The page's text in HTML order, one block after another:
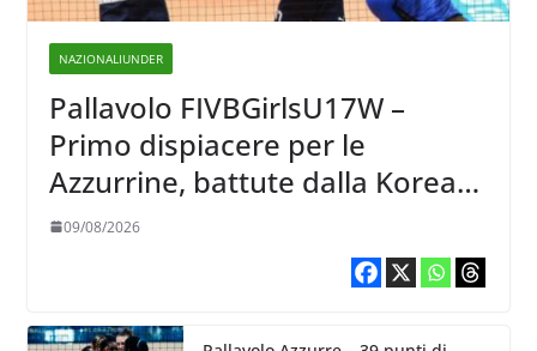
NAZIONALIUNDER
Pallavolo FIVBGirlsU17W –
Primo dispiacere per le
Azzurrine, battute dalla Korea
3-1
09/08/2026